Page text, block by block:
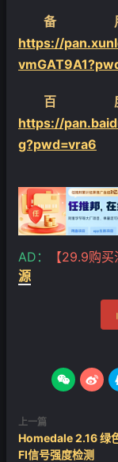
备
https://
百
https://
g?pwd=vra6
AD： 【29.9购买
源
 
上一篇
Homedale 2.16 绿
FI信号强度检测